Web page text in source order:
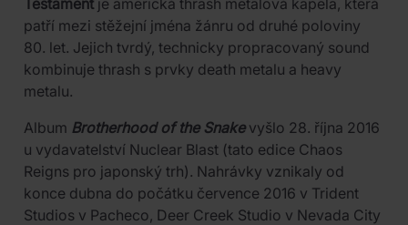
Testament je americká thrash metalová kapela, která
patří mezi stěžejní jména žánru od druhé poloviny
80. let. Jejich tvrdý, technicky propracovaný sound
kombinuje thrash s prvky death metalu a heavy
metalu.
Album Brotherhood of the Snakevyšlo 28. října 2016
u vydavatelství Nuclear Blast (tato edice Chaos
Reigns pro japonský trh). Nahrávky vznikaly od
konce dubna do počátku července 2016 v Trident
Studios v Pacheco, Deer Creek Studio v Nevada City